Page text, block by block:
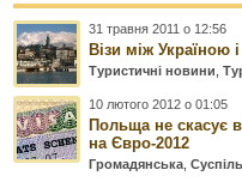
31 травня 2011 о 12:56
Візи між Україною
Туристичні новини ,
10 лютого 2012 о 01:05
Польща не скасує
на Євро-2012
Громадянська ,